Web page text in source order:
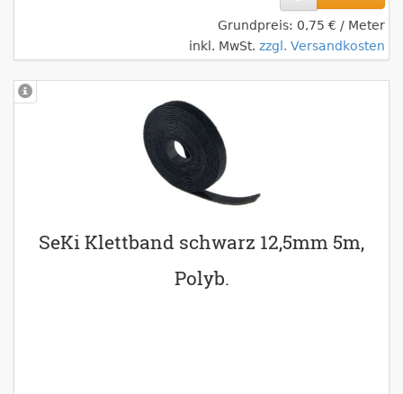
Grundpreis: 0,75 € / Meter
inkl. MwSt. zzgl. Versandkosten
SeKi Klettband schwarz 12,5mm 5m,
Polyb.